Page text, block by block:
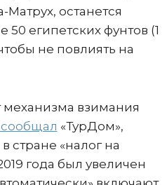
останется
египетских фунтов (1
не повлиять на
взимания
сообщал «ТурДом»,
стране «налог на
года был увеличен